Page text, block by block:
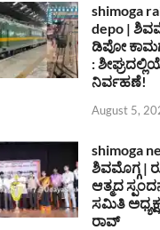
shimoga
depo |
ಡಿಪೋ
:
ನಿರ್ವಹಣೆ!
August 5,
shimoga
ಶಿವಮೊಗ್ಗ |
ಆತ್ಮದ
ಸಮಿತಿ
ರಾವ್